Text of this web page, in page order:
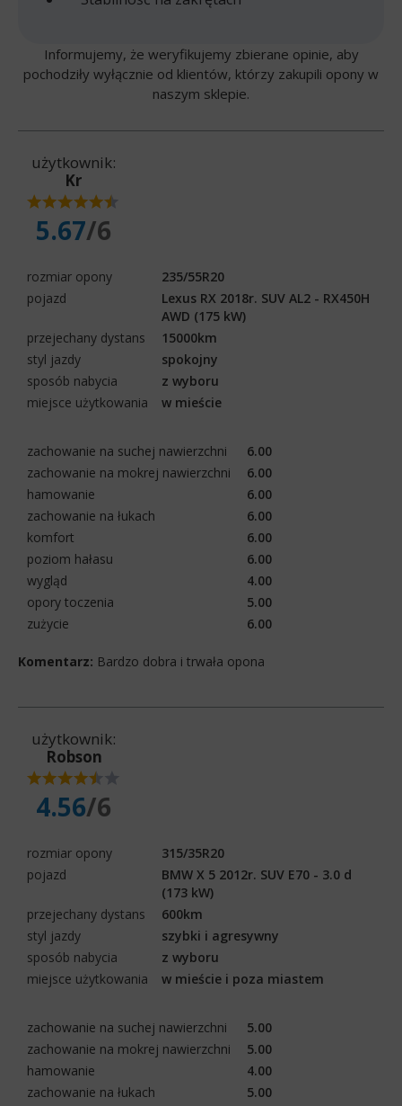
Informujemy, że weryfikujemy zbierane opinie, aby
pochodziły wyłącznie od klientów, którzy zakupili opony w
naszym sklepie.
użytkownik:
Kr
5.67/6
rozmiar opony
235/55R20
pojazd
Lexus RX 2018r. SUV AL2 - RX450H
AWD (175 kW)
przejechany dystans
15000km
styl jazdy
spokojny
sposób nabycia
z wyboru
miejsce użytkowania
w mieście
zachowanie na suchej nawierzchni
6.00
zachowanie na mokrej nawierzchni
6.00
hamowanie
6.00
zachowanie na łukach
6.00
komfort
6.00
poziom hałasu
6.00
wygląd
4.00
opory toczenia
5.00
zużycie
6.00
Komentarz: Bardzo dobra i trwała opona
użytkownik:
Robson
4.56/6
rozmiar opony
315/35R20
pojazd
BMW X 5 2012r. SUV E70 - 3.0 d
(173 kW)
przejechany dystans
600km
styl jazdy
szybki i agresywny
sposób nabycia
z wyboru
miejsce użytkowania
w mieście i poza miastem
zachowanie na suchej nawierzchni
5.00
zachowanie na mokrej nawierzchni
5.00
hamowanie
4.00
zachowanie na łukach
5.00